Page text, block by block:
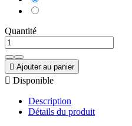
Quantité
 Ajouter au panier
 Disponible
Description
Détails du produit